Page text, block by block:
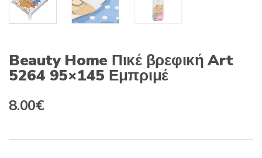
Beauty Home Πικέ βρεφική Art
5264 95×145 Εμπριμέ
Original
8.00€Η